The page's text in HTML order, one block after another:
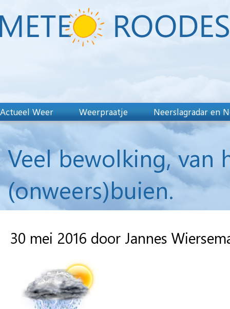
Actueel Weer Weerpraatje Neerslagradar en
Veel bewolking, van
(onweers)buien.
30 mei 2016 door Jannes